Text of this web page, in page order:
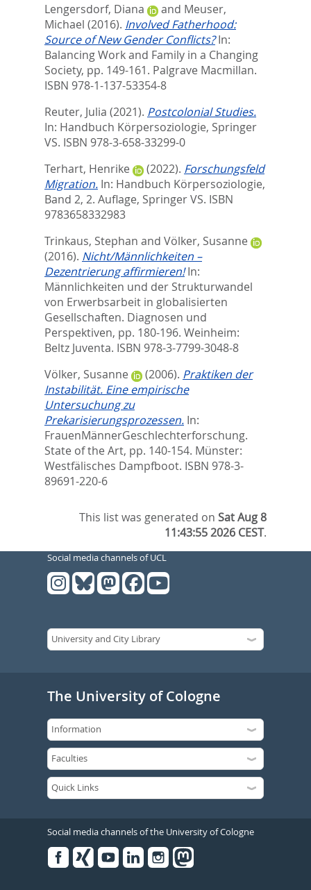
Lengersdorf, Diana
and Meuser,
Michael (2016). Involved Fatherhood:
Source of New Gender Conflicts? In:
Balancing Work and Family in a Changing
Society, pp. 149-161. Palgrave Macmillan.
ISBN 978-1-137-53354-8
Reuter, Julia (2021). Postcolonial Studies.
In: Handbuch Körpersoziologie, Springer
VS. ISBN 978-3-658-33299-0
Terhart, Henrike
(2022). Forschungsfeld
Migration. In: Handbuch Körpersoziologie,
Band 2, 2. Auflage, Springer VS. ISBN
9783658332983
Trinkaus, Stephan and Völker, Susanne
(2016). Nicht/Männlichkeiten –
Dezentrierung affirmieren! In:
Männlichkeiten und der Strukturwandel
von Erwerbsarbeit in globalisierten
Gesellschaften. Diagnosen und
Perspektiven, pp. 180-196. Weinheim:
Beltz Juventa. ISBN 978-3-7799-3048-8
Völker, Susanne
(2006). Praktiken der
Instabilität. Eine empirische
Untersuchung zu
Prekarisierungsprozessen. In:
FrauenMännerGeschlechterforschung.
State of the Art, pp. 140-154. Münster:
Westfälisches Dampfboot. ISBN 978-3-
89691-220-6
This list was generated onSat Aug 8
11:43:55 2026 CEST.
Social media channels of UCL
The University of Cologne
Social media channels of the University of Cologne